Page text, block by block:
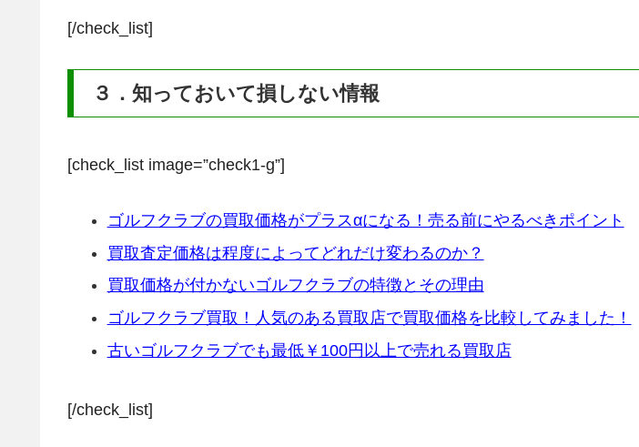
[/check_list]
３．知っておいて損しない情報
[check_list image=”check1-g”]
ゴルフクラブの買取価格がプラスαになる！売る前にやるべきポイント
買取査定価格は程度によってどれだけ変わるのか？
買取価格が付かないゴルフクラブの特徴とその理由
ゴルフクラブ買取！人気のある買取店で買取価格を比較してみました！
古いゴルフクラブでも最低￥100円以上で売れる買取店
[/check_list]